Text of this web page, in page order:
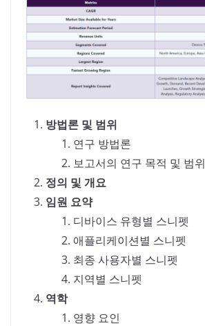
방법론 및 범위
연구 방법론
보고서의 연구 목적 및 범위
정의 및 개요
임원 요약
디바이스 유형별 스니펫
애플리케이션별 스니펫
최종 사용자별 스니펫
지역별 스니펫
역학
영향 요인